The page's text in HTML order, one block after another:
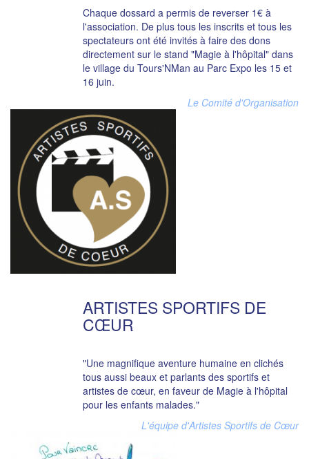
Chaque dossard a permis de reverser 1€ à
l'association. De plus tous les inscrits et tous les
spectateurs ont été invités à faire des dons
directement sur le stand "Magie à l'hôpital" dans
le village du Tours'NMan au Parc Expo les 15 et
16 juin.
Le Comité d'Organisation
ARTISTES SPORTIFS DE
CŒUR
"Une magnifique aventure humaine en clichés
tous aussi beaux et parlants des sportifs et
artistes de cœur, en faveur de Magie à l'hôpital
pour les enfants malades."
L'équipe d'Artistes Sportifs de Cœur